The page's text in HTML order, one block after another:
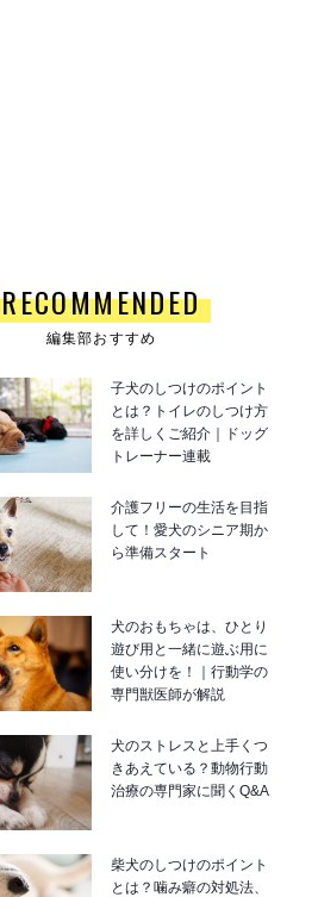
RECOMMENDED
編集部おすすめ
子犬のしつけのポイント
とは？トイレのしつけ方
を詳しくご紹介｜ドッグ
トレーナー連載
介護フリーの生活を目指
して！愛犬のシニア期か
ら準備スタート
犬のおもちゃは、ひとり
遊び用と一緒に遊ぶ用に
使い分けを！｜行動学の
専門獣医師が解説
犬のストレスと上手くつ
きあえている？動物行動
治療の専門家に聞くQ&A
柴犬のしつけのポイント
とは？噛み癖の対処法、